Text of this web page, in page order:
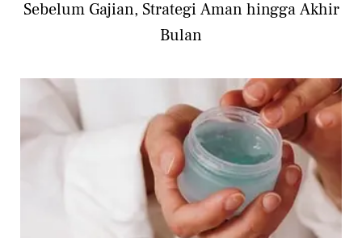
Sebelum Gajian, Strategi Aman hingga Akhir
Bulan